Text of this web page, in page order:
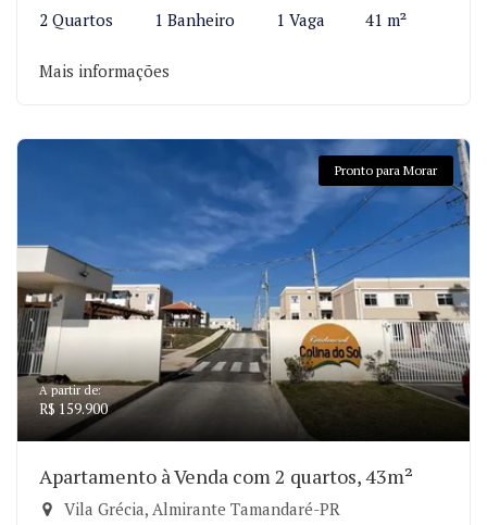
2 Quartos 1 Banheiro 1 Vaga 41 m²
Mais informações
Pronto para Morar
A partir de:
R$ 159.900
Apartamento à Venda com 2 quartos, 43m²
Vila Grécia, Almirante Tamandaré-PR